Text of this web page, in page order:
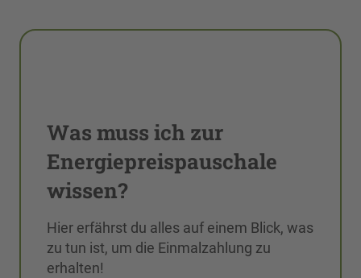
Was muss ich zur
Energiepreispauschale
wissen?
Hier erfährst du alles auf einem Blick, was
zu tun ist, um die Einmalzahlung zu
erhalten!